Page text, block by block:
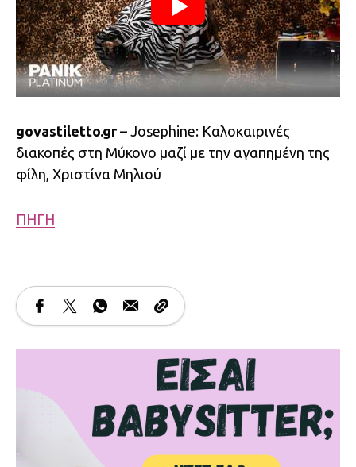
govastiletto.gr– Josephine: Καλοκαιρινές
διακοπές στη Μύκονο μαζί με την αγαπημένη της
φίλη, Χριστίνα Μηλιού
ΠΗΓΗ